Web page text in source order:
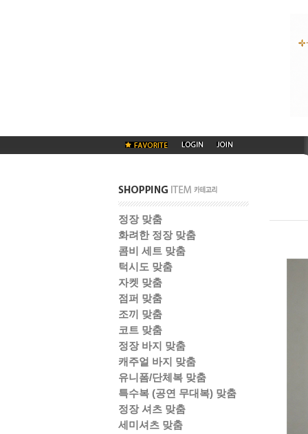
정장 맞춤
화려한 정장 맞춤
콤비 세트 맞춤
턱시도 맞춤
자켓 맞춤
점퍼 맞춤
조끼 맞춤
코트 맞춤
정장 바지 맞춤
캐주얼 바지 맞춤
유니폼/단체복 맞춤
특수복 (공연 무대복) 맞춤
정장 셔츠 맞춤
세미셔츠 맞춤